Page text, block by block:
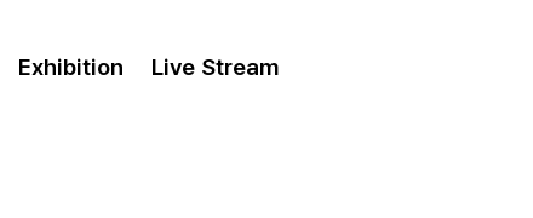
Exhibition Live Stream